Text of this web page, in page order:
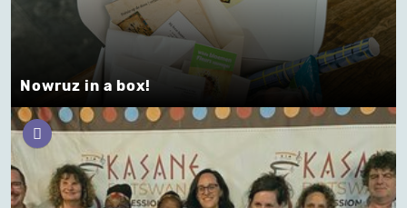
Nowruz in a box!